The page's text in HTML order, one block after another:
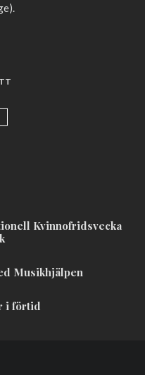
Kvinnofridsvecka
Musikhjälpen
i förtid